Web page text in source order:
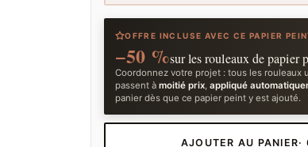
OFFRE INCLUSE AVEC CE PAPIER
−50 %sur les rouleaux de papier
Coordonnez votre projet : tous les rouleaux
passent àmoitié prix,appliqué
panier dès que ce papier peint y est ajouté.
AJOUTER AU PANIER·